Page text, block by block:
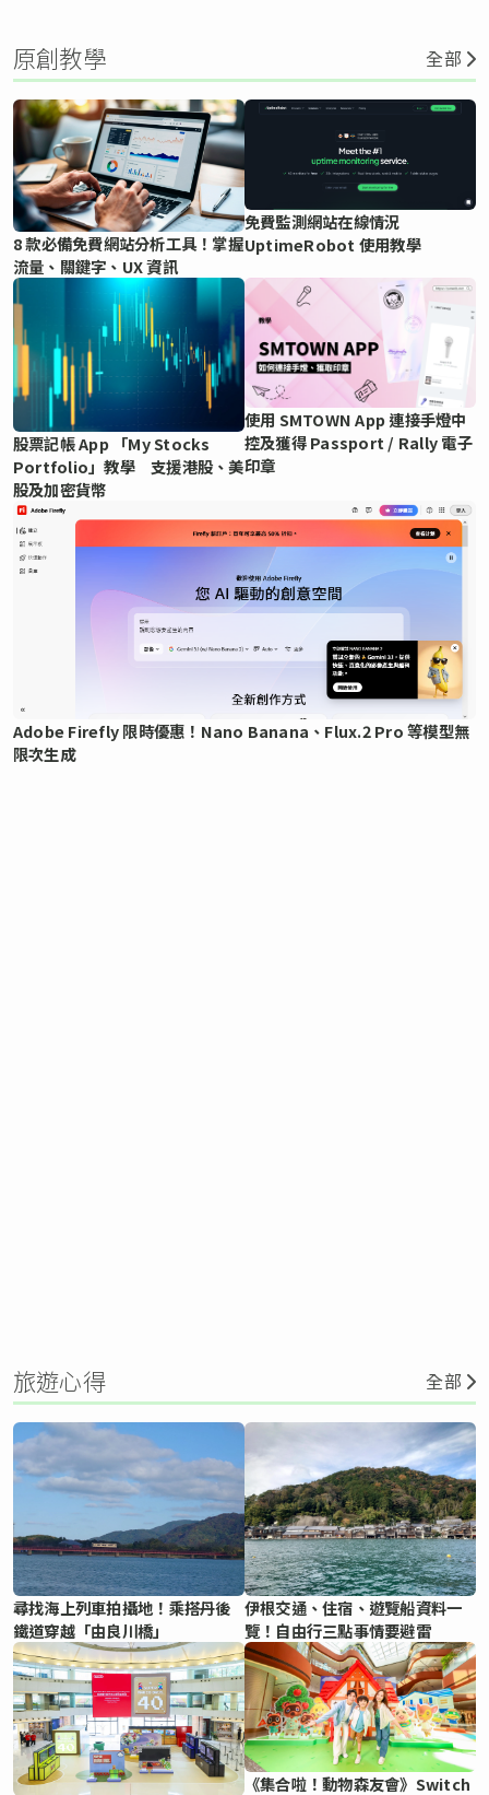
原創教學 全部
8 款必備免費網站分析工具！掌握
流量、關鍵字、UX 資訊
免費監測網站在線情況
UptimeRobot 使用教學
股票記帳 App 「My Stocks
Portfolio」教學 支援港股、美
股及加密貨幣
使用 SMTOWN App 連接手燈中
控及獲得 Passport / Rally 電子
印章
Adobe Firefly 限時優惠！Nano Banana、Flux.2 Pro 等模型無
限次生成
旅遊心得 全部
尋找海上列車拍攝地！乘搭丹後
鐵道穿越「由良川橋」
伊根交通、住宿、遊覽船資料一
覽！自由行三點事情要避雷
《集合啦！動物森友會》Switch